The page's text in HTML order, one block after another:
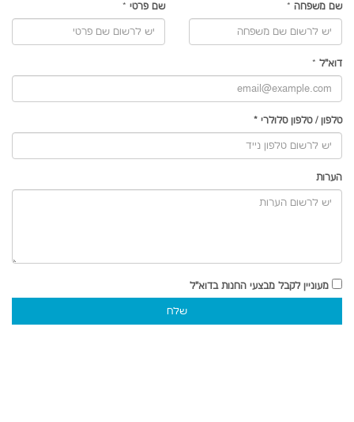
שם פרטי * שם משפחה *
דוא"ל *
טלפון /טלפון סלולרי *
הערות
מעוניין לקבל מבצעי החנות בדוא"ל